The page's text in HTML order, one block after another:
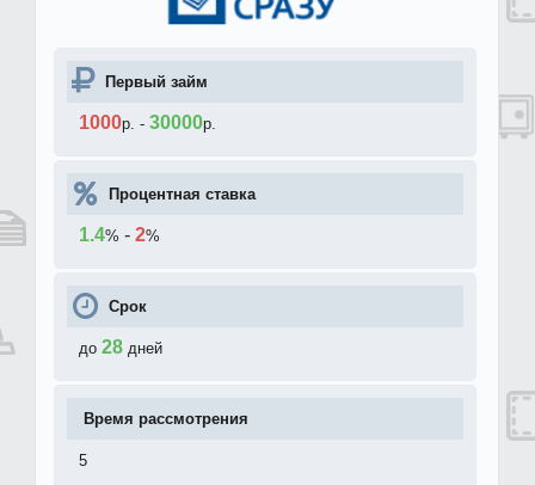
Первый займ
1000р. - 30000р.
Процентная ставка
1.4% - 2%
Срок
до 28 дней
Время рассмотрения
5